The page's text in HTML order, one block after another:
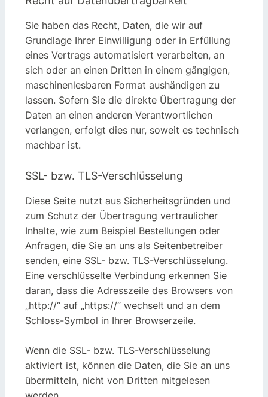
Sie haben das Recht, Daten, die wir auf
Grundlage Ihrer Einwilligung oder in Erfüllung
eines Vertrags automatisiert verarbeiten, an
sich oder an einen Dritten in einem gängigen,
maschinenlesbaren Format aushändigen zu
lassen. Sofern Sie die direkte Übertragung der
Daten an einen anderen Verantwortlichen
verlangen, erfolgt dies nur, soweit es technisch
machbar ist.
SSL- bzw. TLS-Verschlüsselung
Diese Seite nutzt aus Sicherheitsgründen und
zum Schutz der Übertragung vertraulicher
Inhalte, wie zum Beispiel Bestellungen oder
Anfragen, die Sie an uns als Seitenbetreiber
senden, eine SSL- bzw. TLS-Verschlüsselung.
Eine verschlüsselte Verbindung erkennen Sie
daran, dass die Adresszeile des Browsers von
„http://“ auf „https://“ wechselt und an dem
Schloss-Symbol in Ihrer Browserzeile.
Wenn die SSL- bzw. TLS-Verschlüsselung
aktiviert ist, können die Daten, die Sie an uns
übermitteln, nicht von Dritten mitgelesen